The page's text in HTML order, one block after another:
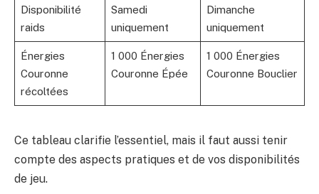
Disponibilité
raids
Samedi
uniquement
Dimanche
uniquement
Énergies
Couronne
récoltées
1 000 Énergies
Couronne Épée
1 000 Énergies
Couronne Bouclier
Ce tableau clarifie l’essentiel, mais il faut aussi tenir
compte des aspects pratiques et de vos disponibilités
de jeu.